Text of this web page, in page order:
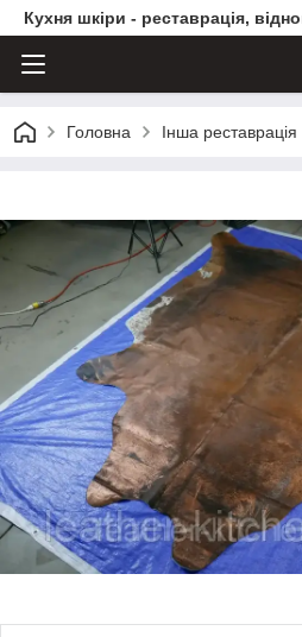
Кухня шкіри - реставрація,
Головна Інша реставрація